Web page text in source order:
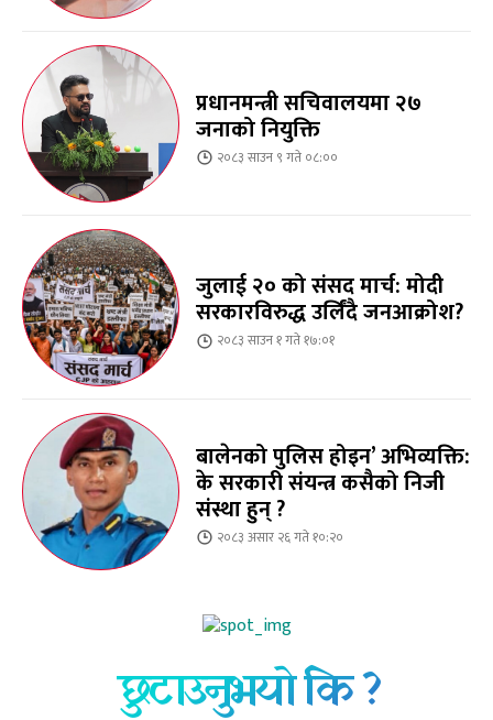
प्रधानमन्त्री सचिवालयमा २७
जनाको नियुक्ति
२०८३ साउन ९ गते ०८:००
जुलाई २० को संसद मार्च: मोदी
सरकारविरुद्ध उर्लिंदै जनआक्रोश?
२०८३ साउन १ गते १७:०१
बालेनको पुलिस होइन’ अभिव्यक्ति:
के सरकारी संयन्त्र कसैको निजी
संस्था हुन् ?
२०८३ असार २६ गते १०:२०
छुटाउनुभयो कि ?